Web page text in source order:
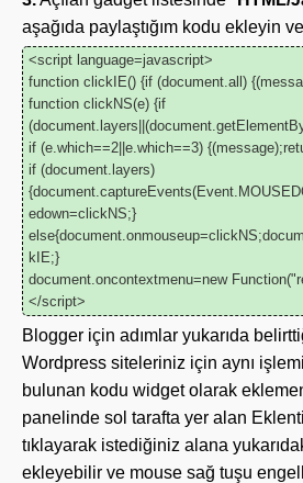
aşağıda paylaştığım kodu ekleyin
<script language=javascript>
function clickIE() {if (document.all)
function clickNS(e) {if
if (e.which==2||e.which==3)
if (document.layers)
edown=clickNS;}
kIE;}
document.oncontextmenu=new
</script>
Blogger için adımlar yukarıda
Wordpress siteleriniz için aynı
bulunan kodu widget olarak
panelinde sol tarafta yer alan
tıklayarak istediğiniz alana
ekleyebilir ve mouse sağ tuşu